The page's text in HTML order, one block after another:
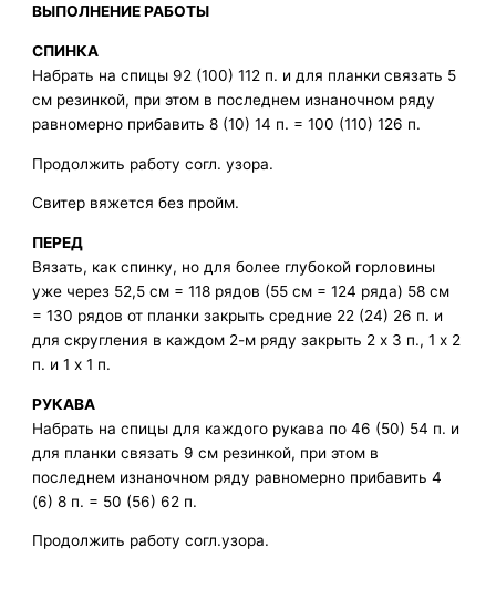
ВЫПОЛНЕНИЕ РАБОТЫ
СПИНКА
Набрать на спицы 92 (100) 112 п. и для планки связать 5
см резинкой, при этом в последнем изнаночном ряду
равномерно прибавить 8 (10) 14 п. = 100 (110) 126 п.
Продолжить работу согл. узора.
Свитер вяжется без пройм.
ПЕРЕД
Вязать, как спинку, но для более глубокой горловины
уже через 52,5 см = 118 рядов (55 см = 124 ряда) 58 см
= 130 рядов от планки закрыть средние 22 (24) 26 п. и
для скругления в каждом 2-м ряду закрыть 2 x 3 п., 1 x 2
п. и 1 x 1 п.
РУКАВА
Набрать на спицы для каждого рукава по 46 (50) 54 п. и
для планки связать 9 см резинкой, при этом в
последнем изнаночном ряду равномерно прибавить 4
(6) 8 п. = 50 (56) 62 п.
Продолжить работу согл.узора.